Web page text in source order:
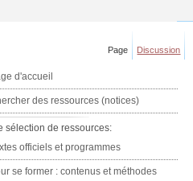
Page Discussion
d'accueil
des ressources (notices)
sélection de ressources:
officiels et programmes
se former : contenus et méthodes